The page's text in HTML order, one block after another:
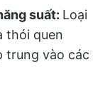
suất: Loại
thói quen
trung vào các